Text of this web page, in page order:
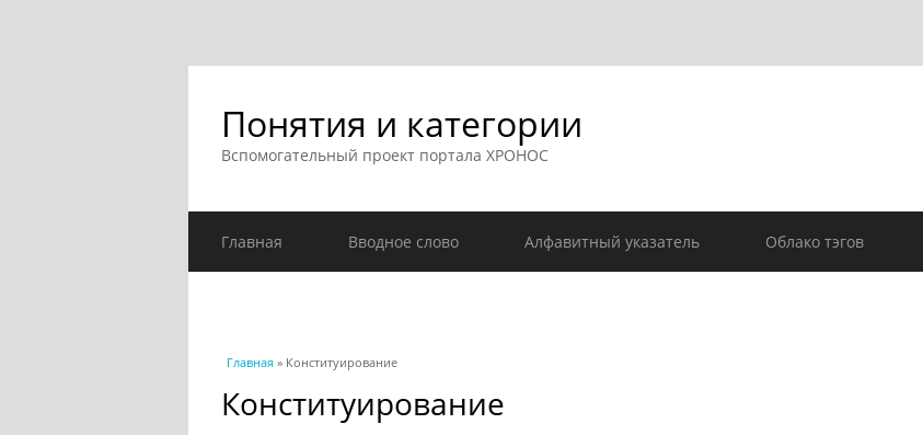
Понятия и категории
Вспомогательный проект портала ХРОНОС
Главная Вводное слово Алфавитный указатель Облако тэгов
Вы здесь
Главная » Конституирование
Конституирование